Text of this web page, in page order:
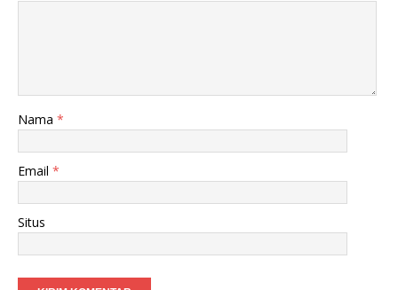
Nama *
Email *
Situs